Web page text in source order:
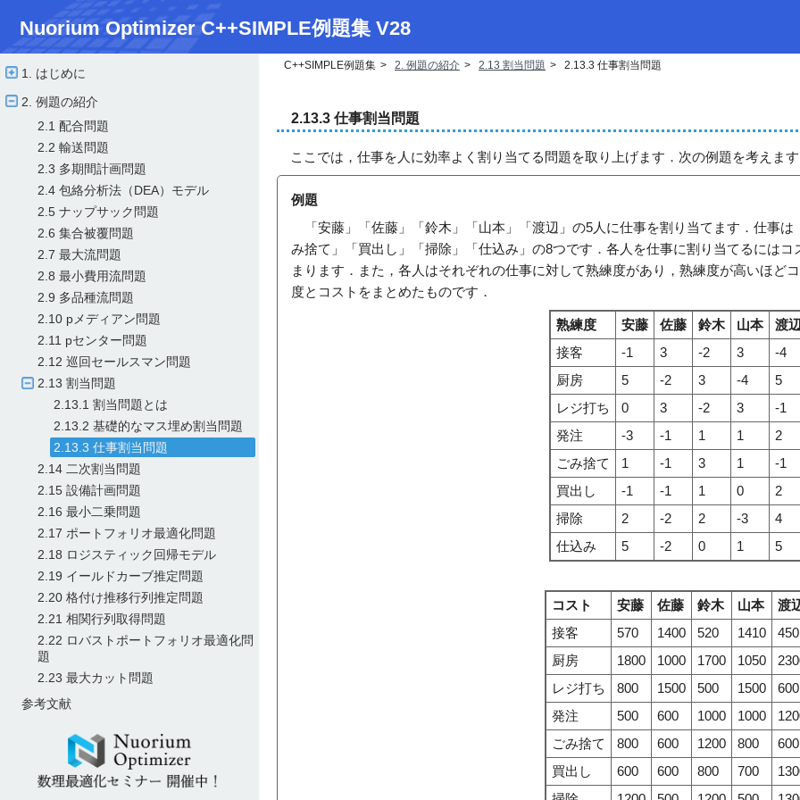
Nuorium Optimizer C++SIMPLE例題集 V28
1. はじめに
2. 例題の紹介
2.1 配合問題
2.2 輸送問題
2.3 多期間計画問題
2.4 包絡分析法（DEA）モデル
2.5 ナップサック問題
2.6 集合被覆問題
2.7 最大流問題
2.8 最小費用流問題
2.9 多品種流問題
2.10 pメディアン問題
2.11 pセンター問題
2.12 巡回セールスマン問題
2.13 割当問題
2.13.1 割当問題とは
2.13.2 基礎的なマス埋め割当問題
2.13.3 仕事割当問題
2.14 二次割当問題
2.15 設備計画問題
2.16 最小二乗問題
2.17 ポートフォリオ最適化問題
2.18 ロジスティック回帰モデル
2.19 イールドカーブ推定問題
2.20 格付け推移行列推定問題
2.21 相関行列取得問題
2.22 ロバストポートフォリオ最適化問
題
2.23 最大カット問題
参考文献
C++SIMPLE例題集 2. 例題の紹介 2.13 割当問題 2.13.3 仕事割当問題
2.13.3 仕事割当問題
ここでは，仕事を人に効率よく割り当てる問題を取り上げます．次の例題を考えます
例題
「安藤」「佐藤」「鈴木」「山本」「渡辺」の5人に仕事を割り当てます．仕事
み捨て」「買出し」「掃除」「仕込み」の8つです．各人を仕事に割り当てるには
まります．また，各人はそれぞれの仕事に対して熟練度があり，熟練度が高いほど
度とコストをまとめたものです．
熟練度 安藤 佐藤 鈴木 山本
渡辺
接客
-1 3 -2 3
-4
厨房
5 -2 3 -4
5
レジ打ち
0 3 -2 3
-1
発注
-3 -1 1 1
2
ごみ捨て
1 -1 3 1
-1
買出し
-1 -1 1 0
2
掃除
2 -2 2 -3
4
仕込み
5 -2 0 1 5
コスト 安藤 佐藤 鈴木 山本
渡
接客
570 1400 520 1410
450
厨房
1800 1000 1700 1050
レジ打ち
800 1500 500 1500
600
発注
500 600 1000 1000
ごみ捨て
800 600 1200 800
600
買出し
600 600 800 700